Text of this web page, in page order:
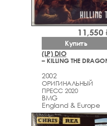
(LP) DIO
– KILLING THE
2002
ОРИГИНАЛЬНЫЙ
ПРЕСС 2020
BMG
England & Europe
11,550
Купить